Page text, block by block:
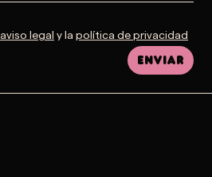
aviso legal y la política de privacidad
Enviar